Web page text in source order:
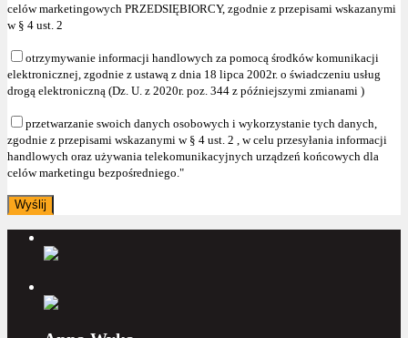
celów marketingowych PRZEDSIĘBIORCY, zgodnie z przepisami wskazanymi
w § 4 ust. 2
otrzymywanie informacji handlowych za pomocą środków komunikacji
elektronicznej, zgodnie z ustawą z dnia 18 lipca 2002r. o świadczeniu usług
drogą elektroniczną (Dz. U. z 2020r. poz. 344 z późniejszymi zmianami )
przetwarzanie swoich danych osobowych i wykorzystanie tych danych,
zgodnie z przepisami wskazanymi w § 4 ust. 2 , w celu przesyłania informacji
handlowych oraz używania telekomunikacyjnych urządzeń końcowych dla
celów marketingu bezpośredniego."